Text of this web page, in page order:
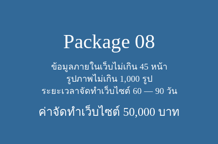
Pack­age 08
ข้อมูลภายในเว็บไม่เกิน 45หน้า
รูปภาพไม่เกิน 1 ,000รูป
ระยะเวลาจัดทำเว็บไซต์ 60— 90วัน
ค่าจัดทำเว็บไซต์ 50,000 บาท